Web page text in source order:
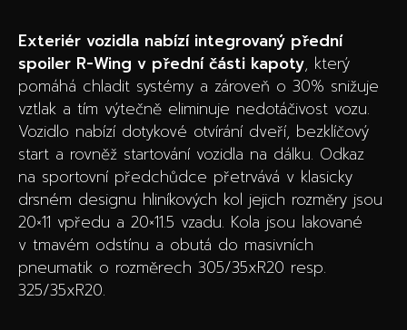
Exteriér vozidla nabízí integrovaný přední
spoiler R-Wing v přední části kapoty, který
pomáhá chladit systémy a zároveň o 30% snižuje
vztlak a tím výtečně eliminuje nedotáčivost vozu.
Vozidlo nabízí dotykové otvírání dveří, bezklíčový
start a rovněž startování vozidla na dálku. Odkaz
na sportovní předchůdce přetrvává v klasicky
drsném designu hliníkových kol jejich rozměry jsou
20×11 vpředu a 20×11.5 vzadu. Kola jsou lakované
v tmavém odstínu a obutá do masivních
pneumatik o rozměrech 305/35xR20 resp.
325/35xR20.